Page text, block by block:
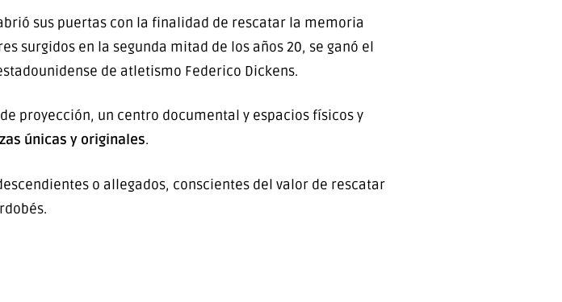
sus puertas con la finalidad de rescatar la memoria
surgidos en la segunda mitad de los años 20, se ganó el
de atletismo Federico Dickens.
proyección, un centro documental y espacios físicos y
únicas y originales.
o allegados, conscientes del valor de rescatar